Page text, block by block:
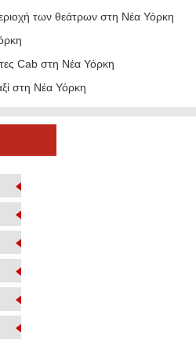
των θεάτρων στη Νέα Υόρκη
Cab στη Νέα Υόρκη
στη Νέα Υόρκη